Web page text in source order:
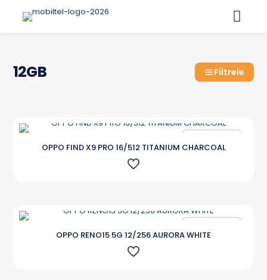
12GB Filtrele
OPPO FIND X9 PRO 16/512 TITANIUM CHARCOAL
OPPO RENO15 5G 12/256 AURORA WHITE